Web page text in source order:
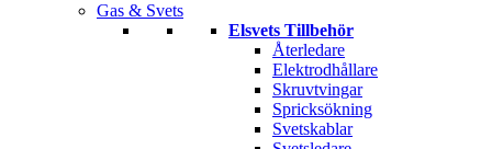
Gas & Svets
Elsvets Tillbehör
Återledare
Elektrodhållare
Skruvtvingar
Spricksökning
Svetskablar